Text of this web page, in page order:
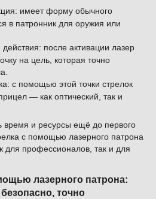
имеет форму обычного
в патронник для оружия или
после активации лазер
на цель, которая точно
с помощью этой точки стрелок
— как оптический, так и
время и ресурсы ещё до первого
с помощью лазерного патрона
профессионалов, так и для
лазерного патрона:
точно